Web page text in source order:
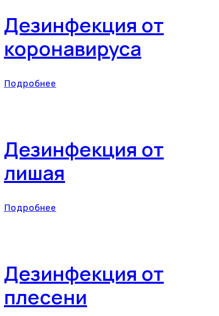
Дезинфекция от
коронавируса
Подробнее
Дезинфекция от
лишая
Подробнее
Дезинфекция от
плесени